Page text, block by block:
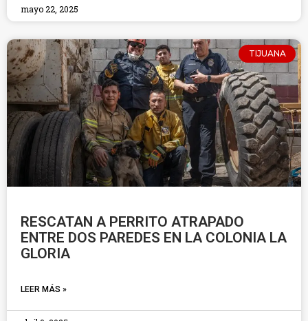
mayo 22, 2025
TIJUANA
RESCATAN A PERRITO ATRAPADO
ENTRE DOS PAREDES EN LA COLONIA LA
GLORIA
LEER MÁS »